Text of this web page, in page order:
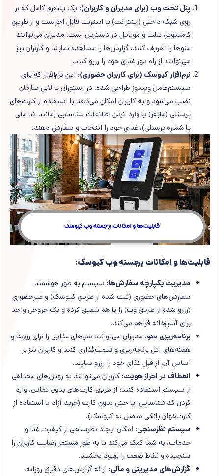
پنل تحت وب (برای مدیران و کاربران): یک پلتفرم کامل که بر
روی شبکه داخلی (اینترانت) یا اینترنت قابل اجراست و از طریق
کامپیوتر، تبلت و موبایل در دسترس است. مدیران می‌توانند
منوها را تعریف کنند، گزارش‌ها را مشاهده نمایند و کاربران نیز
می‌توانند از راه دور غذای خود را رزرو کنند.
نرم‌افزار کیوسک (برای کاربران حضوری): این نرم‌افزار که برای
سیستم‌عامل ویندوز طراحی شده، در رستوران یا لابی سازمان
نصب می‌شود و به کاربران امکان می‌دهد با استفاده از کارت‌های
پرسنلی (مایفر) یا وارد کردن اطلاعات شناسایی (مانند کد ملی
یا شماره پرسنلی)، غذای خود را انتخاب و سفارش دهند.
قابلیت‌ها و امکانات برجسته وب کیوسک:
مدیریت یکپارچه سفارش‌ها: سیستم به طور هوشمند
سفارش‌های حضوری (ثبت شده از طریق کیوسک) و غیرحضوری
(رزرو شده از طریق وب) را با هم تلفیق کرده و یک خروجی واحد
برای آشپزخانه فراهم می‌کند.
برنامه‌ریزی منو: مدیران می‌توانند منوهای غذایی را برای روزها و
هفته‌های آتی برنامه‌ریزی و قیمت‌گذاری کنند و کاربران نیز بر
اساس آن، از قبل غذای خود را رزرو نمایند.
انعطاف در احراز هویت: کاربران می‌توانند به روش‌های مختلفی
از سیستم استفاده کنند: از طریق کارت‌های بدون تماس، وارد
کردن کد شناسایی، یا حتی بدون کارت (خرید آزاد با استفاده از
کارت‌خوان بانکی متصل به کیوسک).
سیستم نظرسنجی: امکان ایجاد نظرسنجی از کیفیت غذا و
خدمات، به شما کمک می‌کند تا به طور مستمر رضایت کاربران را
سنجیده و نقاط ضعف را بهبود بخشید.
گزارش‌های مدیریتی و مالی: ارائه گزارش‌های دقیق روزانه،